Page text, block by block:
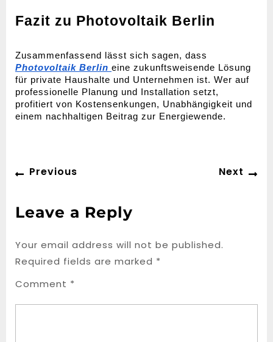
Fazit zu Photovoltaik Berlin
Zusammenfassend lässt sich sagen, dass
Photovoltaik Berlin eine zukunftsweisende Lösung
für private Haushalte und Unternehmen ist. Wer auf
professionelle Planung und Installation setzt,
profitiert von Kostensenkungen, Unabhängigkeit und
einem nachhaltigen Beitrag zur Energiewende.
Post
navigation
Previous Next
Leave a Reply
Your email address will not be published.
Required fields are marked *
Comment *